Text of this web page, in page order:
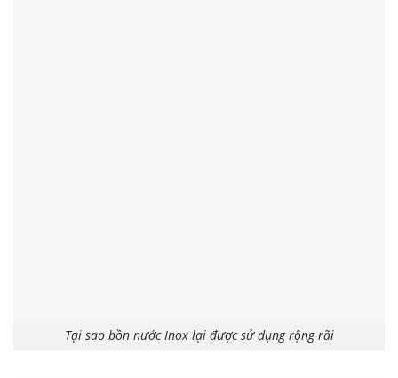
Tại sao bồn nước Inox lại được sử dụng rộng rãi